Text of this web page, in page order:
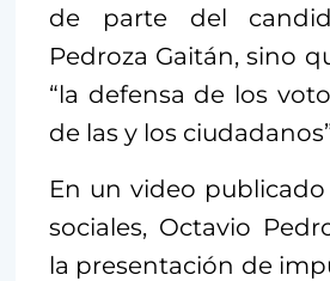
de parte del
Pedroza Gaitán, sino
“la defensa de los
de las y los
En un video publicado
sociales, Octavio
la presentación de